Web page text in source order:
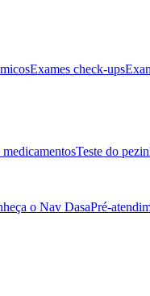
Exames check-ups
Teste do
o Nav DasaPré-